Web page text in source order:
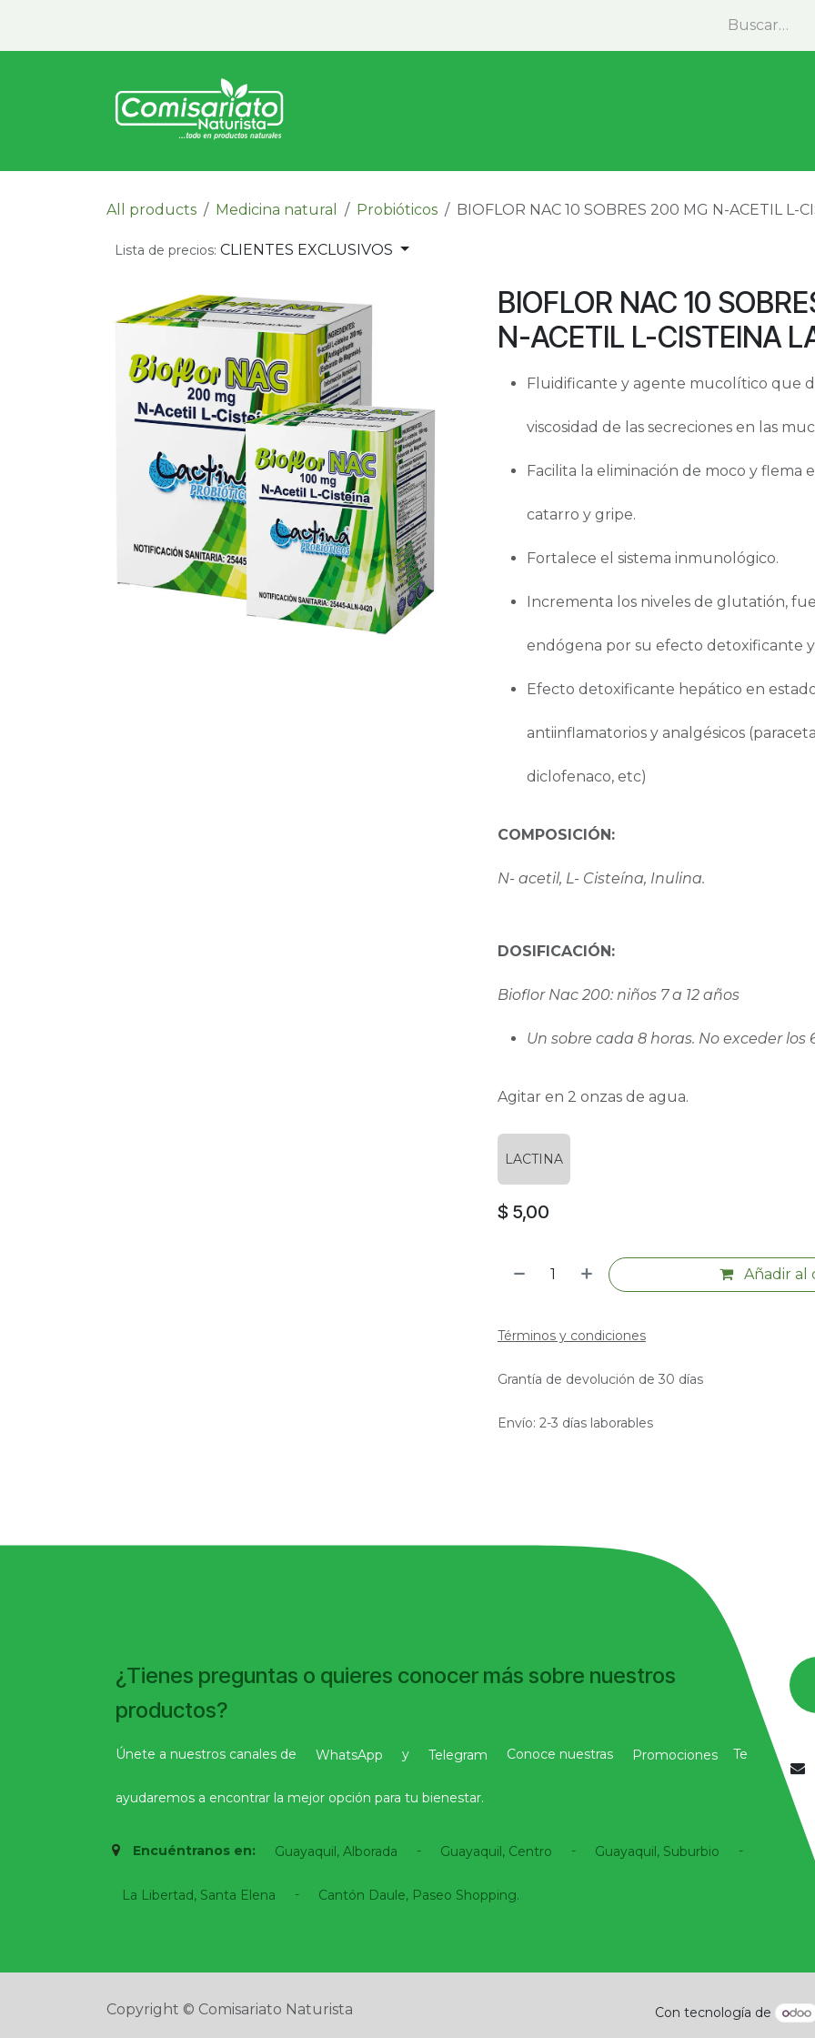
All products Medicina natural Probióticos BIOFLOR NAC 10 SOBRES 200 MG N-ACETIL L-
Lista de precios: CLIENTES EXCLUSIVOS
BIOFLOR NAC 10
N-ACETIL L-CISTEINA
Fluidificante y agente mucolítico que
viscosidad de las secreciones en las
Facilita la eliminación de moco y flema
catarro y gripe.
Fortalece el sistema inmunológico.
Incrementa los niveles de glutatión,
endógena por su efecto detoxificante
Efecto detoxificante hepático en
antiinflamatorios y analgésicos
diclofenaco, etc)
COMPOSICIÓN:
N- acetil, L- Cisteína, Inulina.
DOSIFICACIÓN:
Bioflor Nac 200: niños 7 a 12 años
Un sobre cada 8 horas. No exceder los
Agitar en 2 onzas de agua.
LACTINA
$ 5,00
Añadir al
Términos y condiciones
Grantía de devolución de 30 días
Envío: 2-3 días laborables
Encuéntranos en: Guayaquil, Alborada - Guayaquil, Centro - Guayaquil, Suburbio -
La Libertad, Santa Elena - Cantón Daule, Paseo Shopping.​
¿Tienes preguntas o quieres conocer más sobre nuestros
productos?
Únete a nuestros canales de WhatsApp y Telegram Conoce nuestras Promociones Te
ayudaremos a encontrar la mejor opción para tu bienestar.
Copyright © Comisariato Naturista Con tecnología de